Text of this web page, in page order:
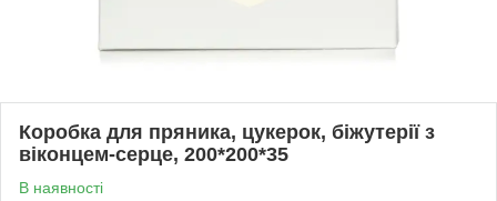
Коробка для пряника, цукерок, біжутерії з
віконцем-серце, 200*200*35
В наявності